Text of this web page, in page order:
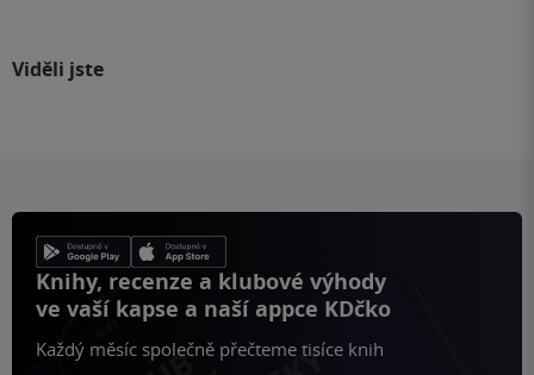
Viděli jste
Knihy, recenze a klubové výhody
ve vaší kapse a naší appce KDčko
Každý měsíc společně přečteme tisíce knih